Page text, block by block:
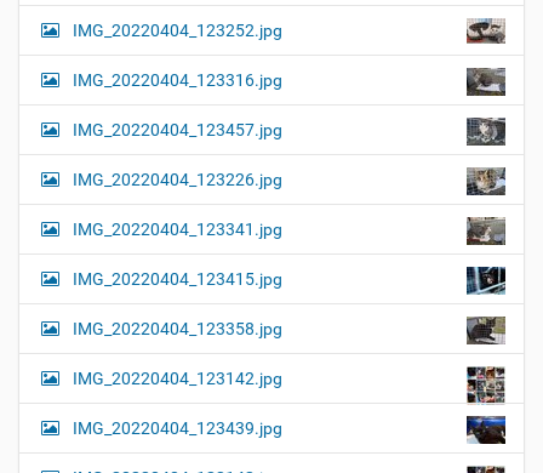
l
e
…
t
i
o
n
IMG_20220404_123252.jpg
IMG_20220404_123316.jpg
IMG_20220404_123457.jpg
IMG_20220404_123226.jpg
IMG_20220404_123341.jpg
IMG_20220404_123415.jpg
IMG_20220404_123358.jpg
IMG_20220404_123142.jpg
IMG_20220404_123439.jpg